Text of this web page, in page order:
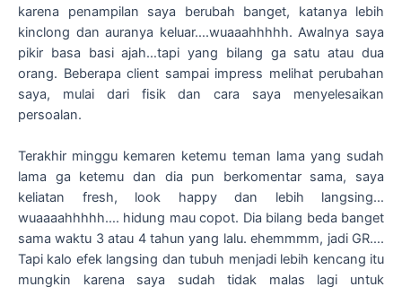
karena penampilan saya berubah banget, katanya lebih
kinclong dan auranya keluar….wuaaahhhhh. Awalnya saya
pikir basa basi ajah…tapi yang bilang ga satu atau dua
orang. Beberapa client sampai impress melihat perubahan
saya, mulai dari fisik dan cara saya menyelesaikan
persoalan.
Terakhir minggu kemaren ketemu teman lama yang sudah
lama ga ketemu dan dia pun berkomentar sama, saya
keliatan fresh, look happy dan lebih langsing…
wuaaaahhhhh…. hidung mau copot. Dia bilang beda banget
sama waktu 3 atau 4 tahun yang lalu. ehemmmm, jadi GR….
Tapi kalo efek langsing dan tubuh menjadi lebih kencang itu
mungkin karena saya sudah tidak malas lagi untuk